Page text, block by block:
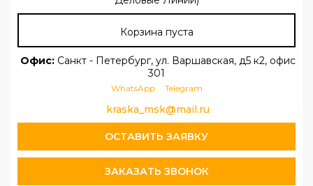
Корзина пуста
Офис: Санкт - Петербург, ул. Варшавская, д5 к2, офис
301
WhatsApp Telegram
kraska_msk@mail.ru
ОСТАВИТЬ ЗАЯВКУ
ЗАКАЗАТЬ ЗВОНОК